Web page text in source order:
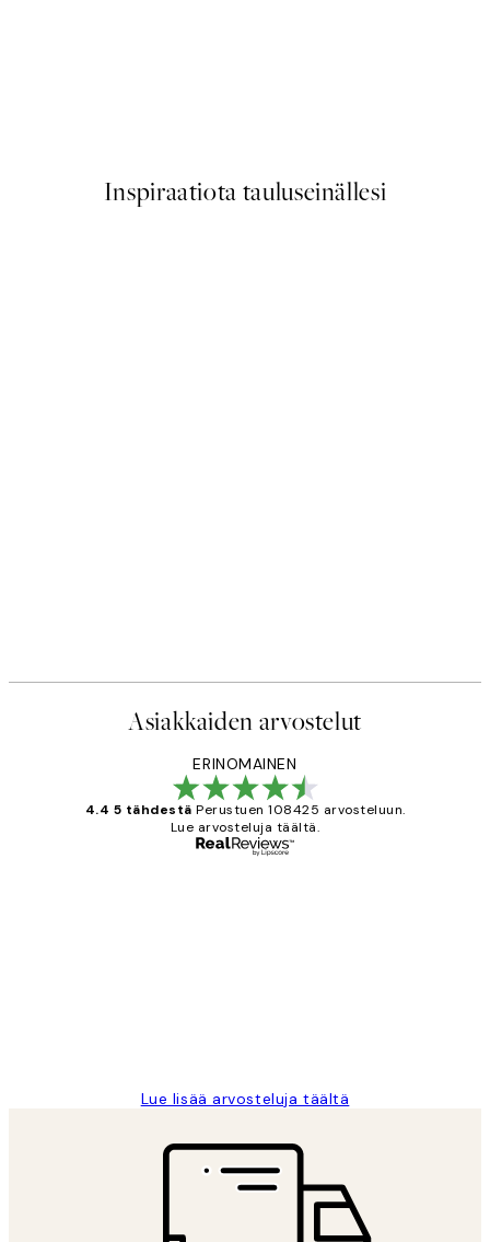
Inspiraatiota tauluseinällesi
Asiakkaiden arvostelut
ERINOMAINEN
4.4 5 tähdestä Perustuen 108425 arvosteluun.
Lue arvosteluja täältä.
Lue lisää arvosteluja täältä